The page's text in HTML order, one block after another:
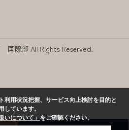
国際部 All Rights Reserved.
利用状況把握、サービス向上検討を目的と
しています。
いについて」をご確認ください。